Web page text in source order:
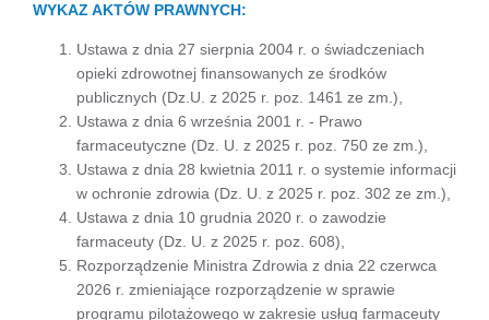
WYKAZ AKTÓW PRAWNYCH:
Ustawa z dnia 27 sierpnia 2004 r. o świadczeniach
opieki zdrowotnej finansowanych ze środków
publicznych (Dz.U. z 2025 r. poz. 1461 ze zm.),
Ustawa z dnia 6 września 2001 r. - Prawo
farmaceutyczne (Dz. U. z 2025 r. poz. 750 ze zm.),
Ustawa z dnia 28 kwietnia 2011 r. o systemie informacji
w ochronie zdrowia (Dz. U. z 2025 r. poz. 302 ze zm.),
Ustawa z dnia 10 grudnia 2020 r. o zawodzie
farmaceuty (Dz. U. z 2025 r. poz. 608),
Rozporządzenie Ministra Zdrowia z dnia 22 czerwca
2026 r. zmieniające rozporządzenie w sprawie
programu pilotażowego w zakresie usług farmaceuty